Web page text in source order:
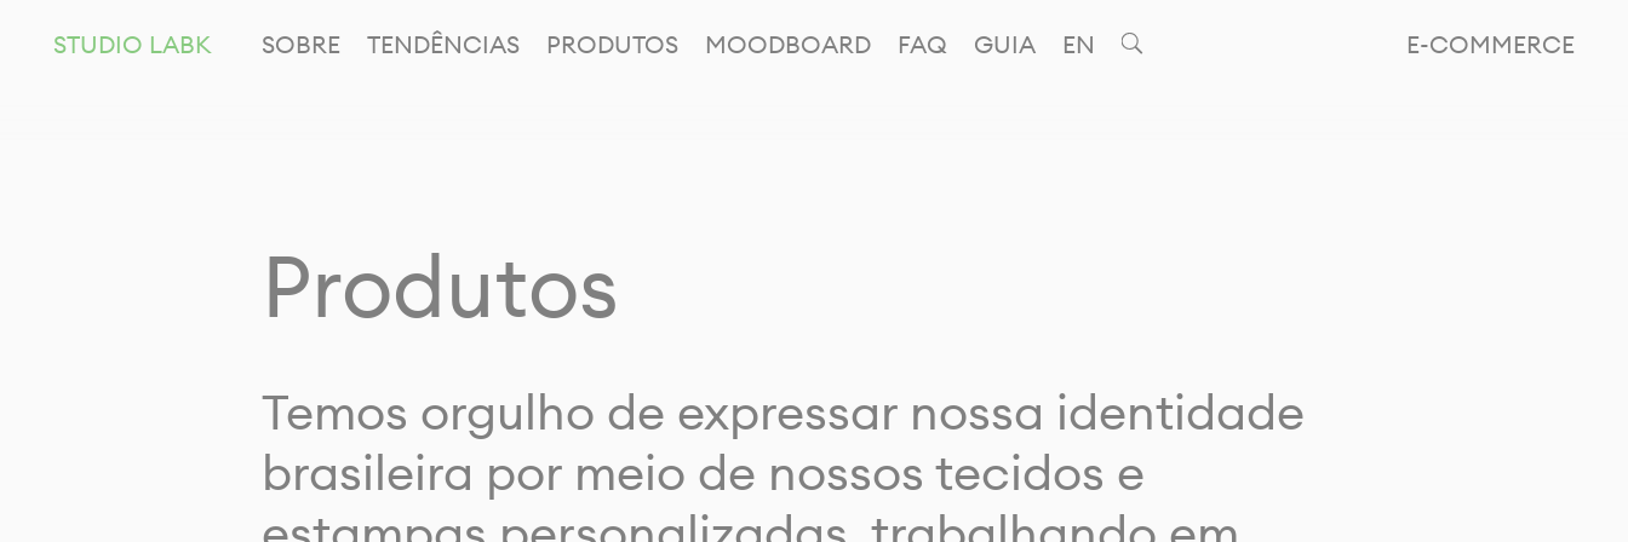
E-COMMERCE
STUDIO LABK SOBRE TENDÊNCIAS PRODUTOS MOODBOARD FAQ GUIA EN
Produtos
Temos orgulho de expressar nossa identidade
brasileira por meio de nossos tecidos e